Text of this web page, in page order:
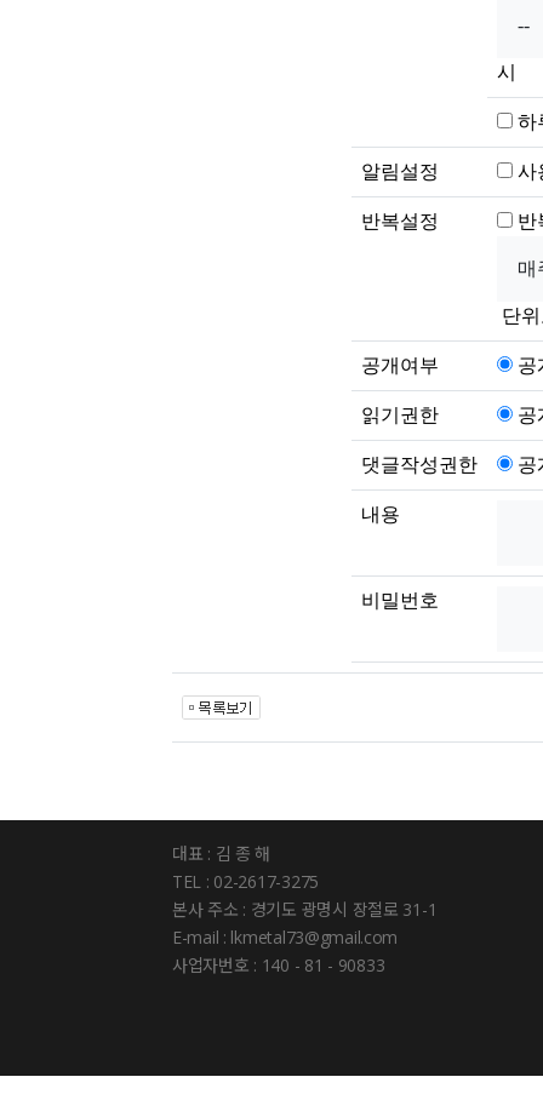
시
하
알림설정 사
반복설정
단
공개여부
읽기권한
댓글작성권한
내용
비밀번호
대표 : 김 종 해
TEL : 02-2617-3275
본사 주소 : 경기도 광명시 장절로 31-1
E-mail : lkmetal73@gmail.com
사업자번호 : 140 - 81 - 90833